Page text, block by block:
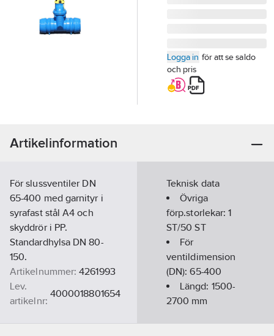
Logga in för att se saldo
och pris
Artikelinformation
För slussventiler DN
65-400 med garnityr i
syrafast stål A4 och
skyddrör i PP.
Standardhylsa DN 80-
150.
Artikelnummer: 4261993
Lev.
artikelnr:
4000018801654
7033740006189
Teknisk data
Övriga
förp.storlekar:1
ST/50 ST
För
ventildimension
(DN):65-400
Längd: 1500-
2700 mm